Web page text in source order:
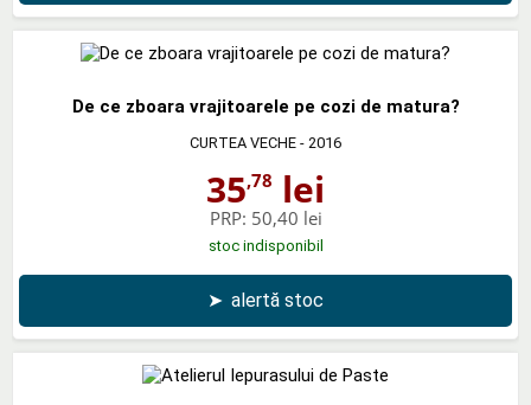
De ce zboara vrajitoarele pe cozi de matura?
CURTEA VECHE - 2016
35,78 lei
PRP: 50,40 lei
stoc indisponibil
➤ alertă stoc